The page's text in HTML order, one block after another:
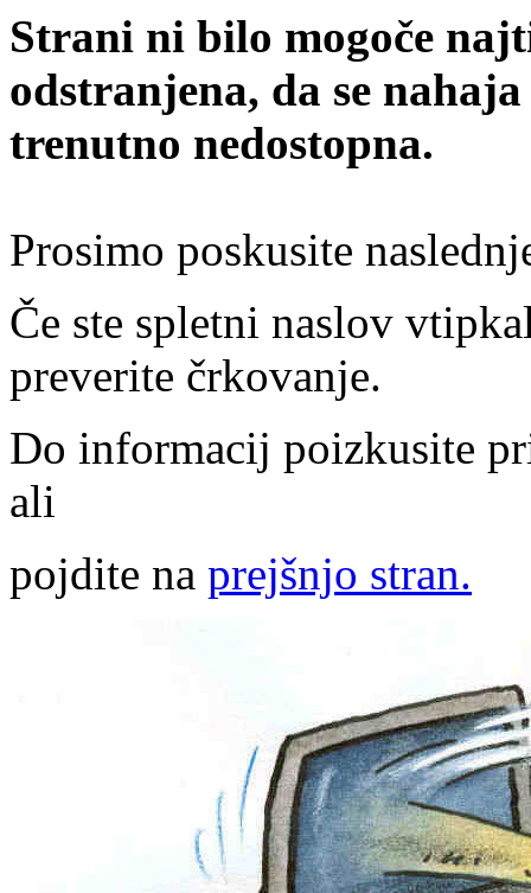
Strani ni bilo mogoče
odstranjena, da se
trenutno nedostopna.
Prosimo poskusite
Če ste spletni naslov
preverite črkovanje.
Do informacij poizkusite
ali
pojdite na prejšnjo stran.